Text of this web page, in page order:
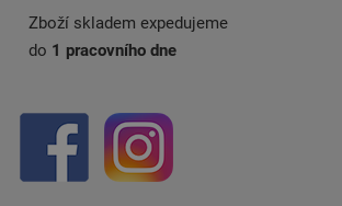
Zboží skladem expedujeme
do 1 pracovního dne